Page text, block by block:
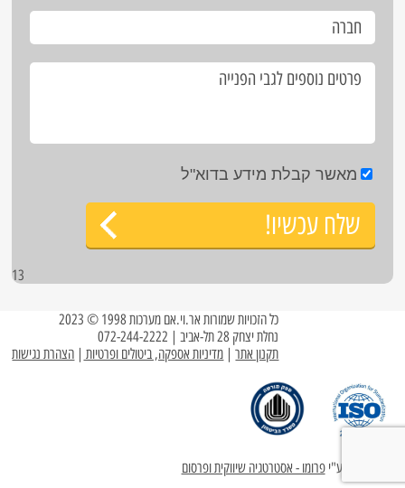
מאשר קבלת מידע בדוא"ל
שלח עכשיו!
13
כל הזכויות שמורות אר.וי.אם מערכות 1998 © 2023
נחלת יצחק 28 תל-אביב | 072-244-2222
תקנון אתר| מדיניות אספקה, ביטולים ופרטיות | הצהרת נגישות
עוצב ופותח ע"יפרומו - אסטרטגיה שיווקית ופרסום